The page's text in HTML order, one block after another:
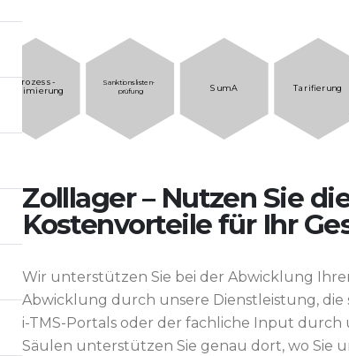
Prozess-
optimierung
Sanktionslisten-
prüfung
SumA Tarifierung
Zolllager – Nutzen Sie
Kostenvorteile für Ihr
Wir unterstützen Sie bei der Abwicklung
Abwicklung durch unsere Dienstleistung,
i-TMS-Portals oder der fachliche Input
Säulen unterstützen Sie genau dort, wo Sie